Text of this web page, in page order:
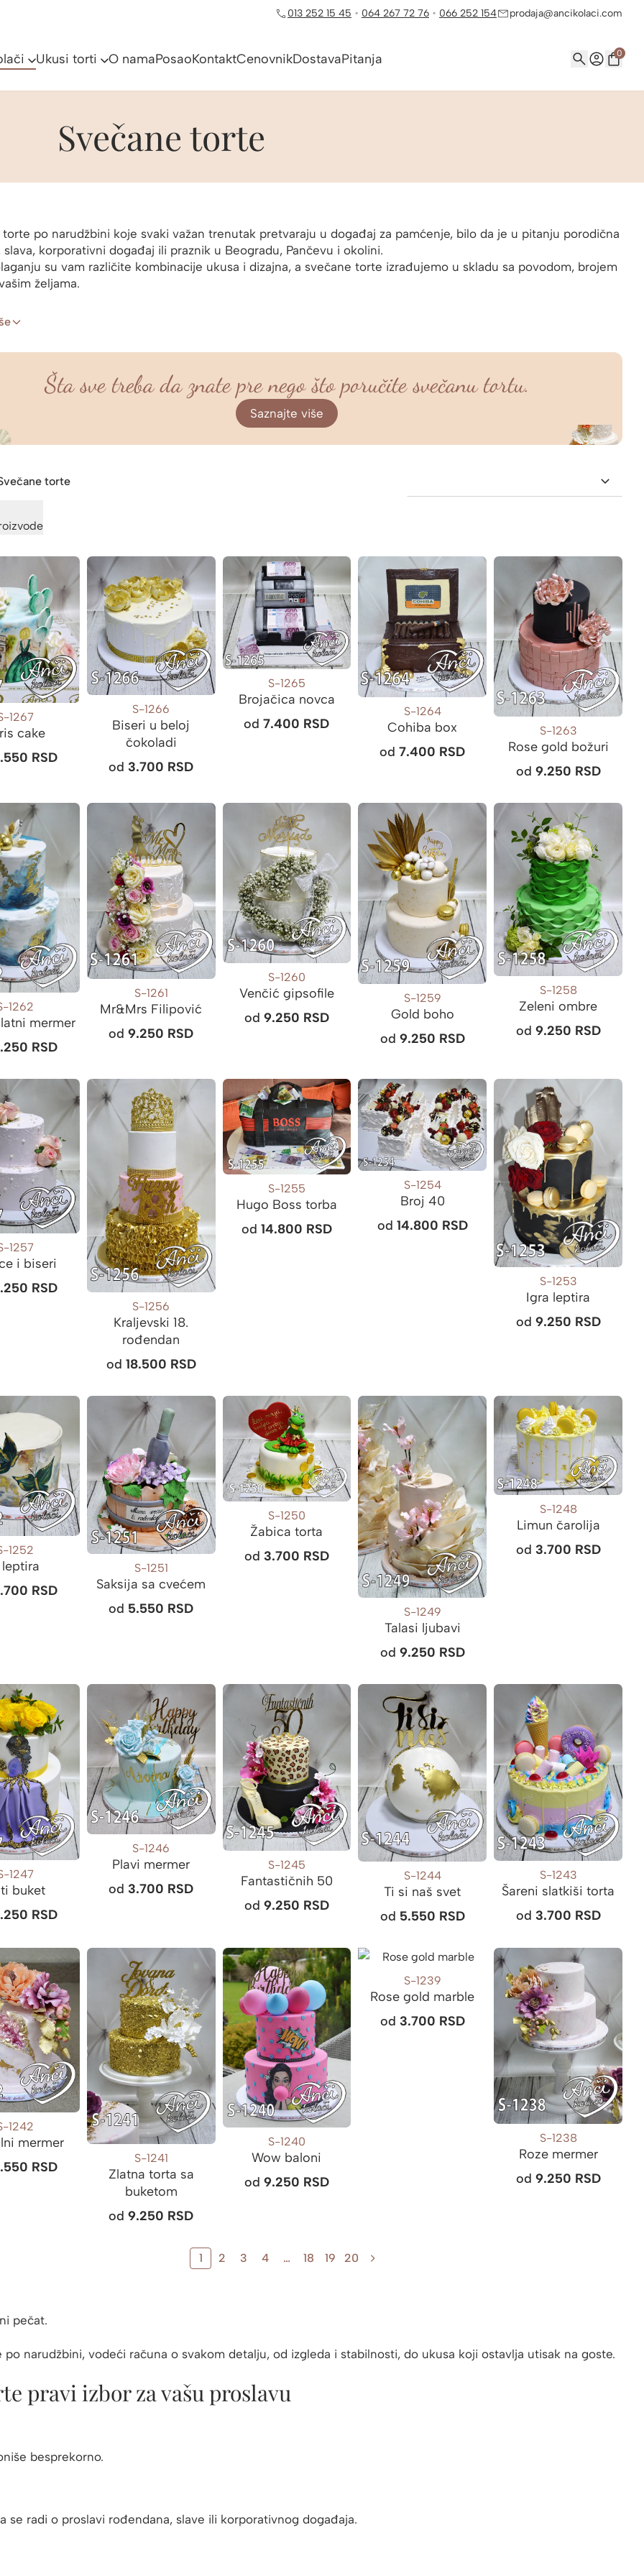
013 252 15 45 • 064 267 72 76 • 066 252 154 prodaja@ancikolaci.com
Ukusi torti O namaPosaoKontaktCenovnikDostavaPitanja 0
Svečane torte
torte po narudžbini koje svaki važan trenutak pretvaraju u događaj za pamćenje, bilo da je u pitanju porodična
slava, korporativni događaj ili praznik u Beogradu, Pančevu i okolini.
su vam različite kombinacije ukusa i dizajna, a svečane torte izrađujemo u skladu sa povodom, brojem
željama.
Šta sve treba da znate pre nego što poručite svečanu tortu.
Saznajte više
torte
1267
cake
RSD
S-1266
Biseri u beloj
čokoladi
od 3.700 RSD
S-1265
Brojačica novca
od7.400 RSD
S-1264
Cohiba box
od7.400 RSD
S-1263
Rose gold božuri
od 9.250 RSD
1262
mermer
RSD
S-1261
Mr&Mrs Filipović
od9.250 RSD
S-1260
Venčić gipsofile
od 9.250 RSD
S-1259
Gold boho
od 9.250 RSD
S-1258
Zeleni ombre
od 9.250 RSD
1257
i biseri
RSD
S-1256
Kraljevski 18.
rođendan
od 18.500 RSD
S-1255
Hugo Boss torba
od 14.800 RSD
S-1254
Broj 40
od 14.800 RSD
S-1253
Igra leptira
od 9.250 RSD
1252
RSD
S-1251
Saksija sa cvećem
od 5.550 RSD
S-1250
Žabica torta
od 3.700 RSD
S-1249
Talasi ljubavi
od 9.250 RSD
S-1248
Limun čarolija
od 3.700 RSD
1247
buket
RSD
S-1246
Plavi mermer
od 3.700 RSD
S-1245
Fantastičnih 50
od 9.250 RSD
S-1244
Ti si naš svet
od 5.550 RSD
S-1243
Šareni slatkiši torta
od 3.700 RSD
1242
mermer
RSD
S-1241
Zlatna torta sa
buketom
od9.250 RSD
S-1240
Wow baloni
od 9.250 RSD
S-1239
Rose gold marble
od 3.700 RSD
S-1238
Roze mermer
od 9.250 RSD
1 2 3 4 … 18 19 20
pečat.
narudžbini, vodeći računa o svakom detalju, od izgleda i stabilnosti, do ukusa koji ostavlja utisak na goste.
pravi izbor za vašu proslavu
besprekorno.
radi o proslavi rođendana, slave ili korporativnog događaja.